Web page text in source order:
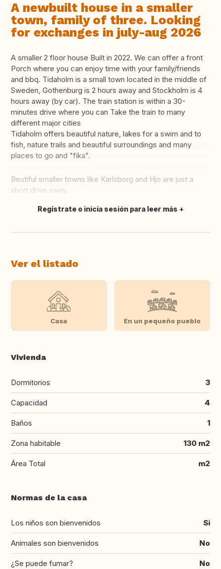
A newbuilt house in a smaller
town, family of three. Looking
for exchanges in july-aug 2026
A smaller 2 floor house Built in 2022. We can offer a front
Porch where you can enjoy time with your family/friends
and bbq. Tidaholm is a small town located in the middle of
Sweden, Gothenburg is 2 hours away and Stockholm is 4
hours away (by car). The train station is within a 30-
minutes drive where you can Take the train to many
different major cities
Tidaholm offers beautiful nature, lakes for a swim and to
fish, nature trails and beautiful surroundings and many
places to go and "fika".
Beutiful smaller towns like Karlsborg and Hjo are just a
short drive away.
Traducir
Regístrate o inicia sesión para leer más
Ver el listado
Casa En un pequeño pueblo
Vivienda
Dormitorios 3
Capacidad 4
Baños 1
Zona habitable 130 m2
Área Total m2
Normas de la casa
Los niños son bienvenidos Si
Animales son bienvenidos No
¿Se puede fumar? No